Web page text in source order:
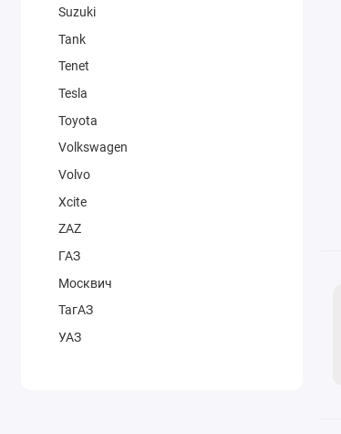
Suzuki
Tank
Tenet
Tesla
Toyota
Volkswagen
Volvo
Xcite
ZAZ
ГАЗ
Москвич
ТагАЗ
УАЗ